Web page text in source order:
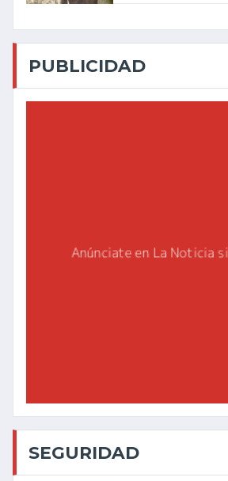
PUBLICIDAD
SEGURIDAD